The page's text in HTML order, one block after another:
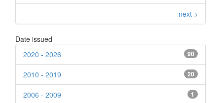
next >
Date issued
90
2020 - 2026
20
2010 - 2019
1
2006 - 2009